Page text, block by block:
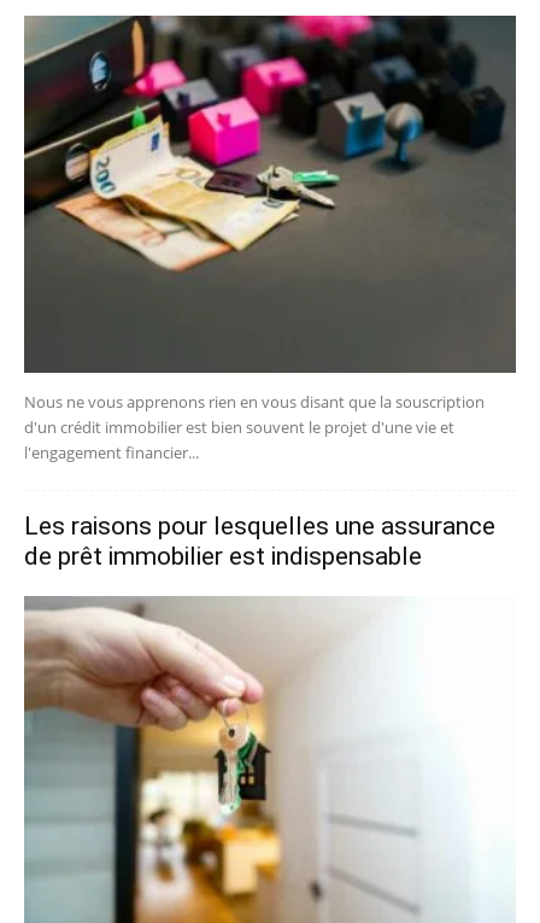
Nous ne vous apprenons rien en vous disant que la souscription
d'un crédit immobilier est bien souvent le projet d'une vie et
l'engagement financier...
Les raisons pour lesquelles une assurance
de prêt immobilier est indispensable